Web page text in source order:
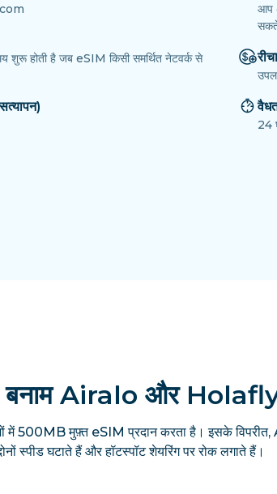
शुरू होती है जब eSIM किसी समर्थित नेटवर्क से
आप
24
Airalo और
में 500MB मुफ़्त eSIM प्रदान करता है। इसके
स्पीड घटाते हैं और हॉटस्पॉट शेयरिंग पर रोक लगाते हैं।